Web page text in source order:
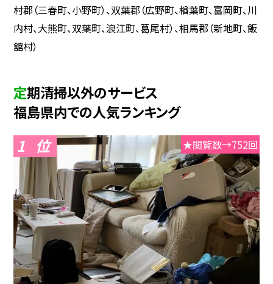
村郡（三春町、小野町）、双葉郡（広野町、楢葉町、富岡町、川
内村、大熊町、双葉町、浪江町、葛尾村）、相馬郡（新地町、飯
舘村）
定期清掃以外のサービス
福島県内での人気ランキング
1 ★閲覧数→752回